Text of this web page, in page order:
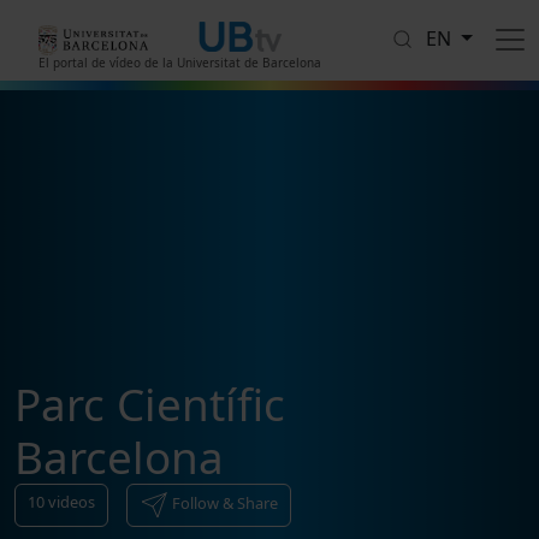
El portal de vídeo de la Universitat de Barcelona
EN
Parc Científic
Barcelona
10videos Follow & Share